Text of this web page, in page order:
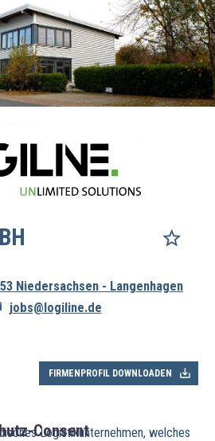
Consent
Niedersachsen - Langenhagen
jobs@logiline.de
FIRMENPROFIL DOWNLOADEN
Logistikunternehmen, welches